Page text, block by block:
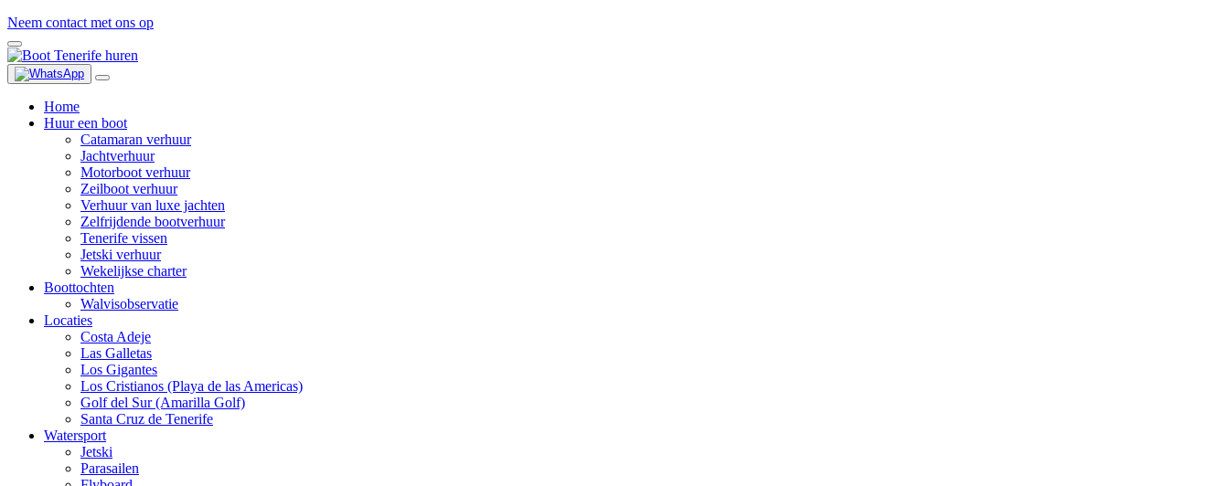
Neem contact met ons op
Home
Huur een boot
Catamaran verhuur
Jachtverhuur
Motorboot verhuur
Zeilboot verhuur
Verhuur van luxe jachten
Zelfrijdende bootverhuur
Tenerife vissen
Jetski verhuur
Wekelijkse charter
Boottochten
Walvisobservatie
Locaties
Costa Adeje
Las Galletas
Los Gigantes
Los Cristianos (Playa de las Americas)
Golf del Sur (Amarilla Golf)
Santa Cruz de Tenerife
Watersport
Jetski
Parasailen